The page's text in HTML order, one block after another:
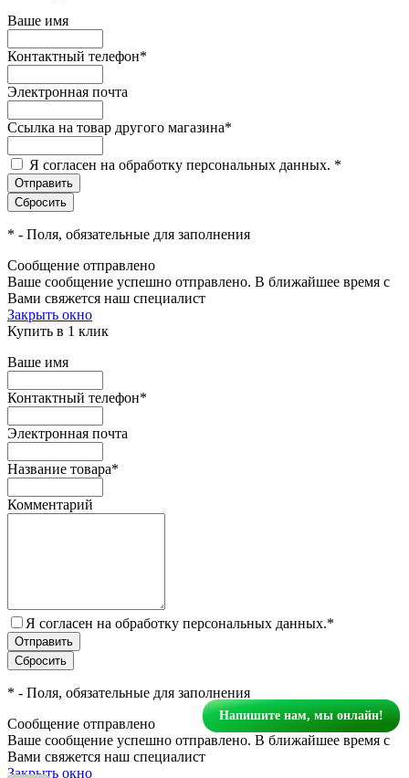
Ваше имя
Контактный телефон*
Электронная почта
Ссылка на товар другого магазина*
Я согласен на обработку персональных данных. *
* - Поля, обязательные для заполнения
Сообщение отправлено
Ваше сообщение успешно отправлено. В ближайшее время с
Вами свяжется наш специалист
Закрыть окно
Купить в 1 клик
Ваше имя
Контактный телефон*
Электронная почта
Название товара*
Комментарий
Я согласен на обработку персональных данных.*
* - Поля, обязательные для заполнения
Сообщение отправлено
Ваше сообщение успешно отправлено. В ближайшее время с
Вами свяжется наш специалист
Закрыть окно
Напишите нам, мы онлайн!